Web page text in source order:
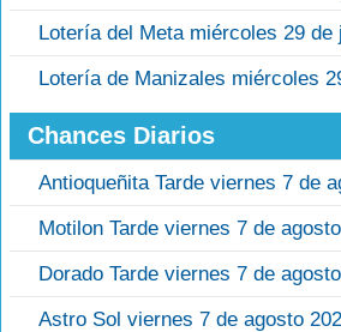
Lotería del Meta miércoles 29 de
Lotería de Manizales miércoles
Chances Diarios
Antioqueñita Tarde viernes 7 de
Motilon Tarde viernes 7 de
Dorado Tarde viernes 7 de
Astro Sol viernes 7 de agosto